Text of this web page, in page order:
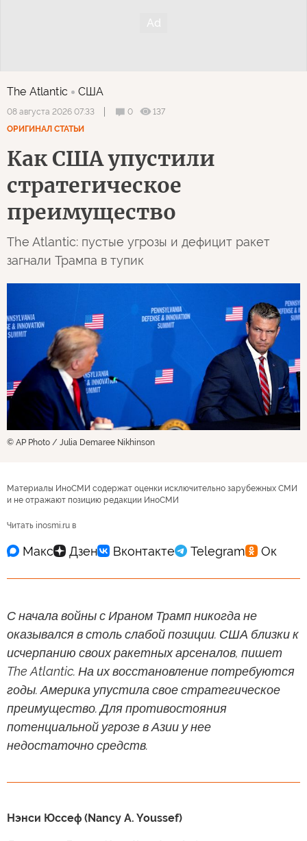
The Atlantic США
08 августа 2026 07:33 0
137
ОРИГИНАЛ СТАТЬИ
Как США упустили
стратегическое
преимущество
The Atlantic: пустые угрозы и дефицит ракет
загнали Трампа в тупик
© AP Photo / Julia Demaree Nikhinson
Материалы ИноСМИ содержат оценки исключительно зарубежных СМИ
и не отражают позицию редакции ИноСМИ
Читать inosmi.ru в
С начала войны с Ираном Трамп никогда не
оказывался в столь слабой позиции. США близки к
исчерпанию своих ракетных арсеналов, пишет
The Atlantic. На их восстановление потребуются
годы. Америка упустила свое стратегическое
преимущество. Для противостояния
потенциальной угрозе в Азии у нее
недостаточно средств.
Нэнси Юссеф (Nancy A. Youssef)